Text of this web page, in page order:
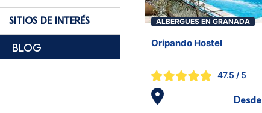
SITIOS DE INTERÉS
BLOG
ALBERGUES EN GRANADA
Oripando Hostel
47.5 / 5
Desde